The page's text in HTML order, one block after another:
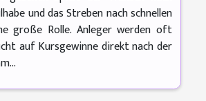
und das Streben nach schnellen
große Rolle. Anleger werden oft
auf Kursgewinne direkt nach der